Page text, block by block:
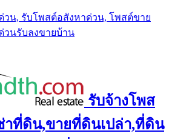
วน, รับโพสต์อสังหาด่วน, โพสต์ขาย
วนรับลงขายบ้าน
รับจ้างโพส
าที่ดิน,ขายที่ดินเปล่า,ที่ดิน